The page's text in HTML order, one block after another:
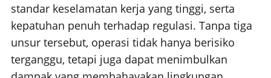
standar keselamatan kerja yang tinggi, serta
kepatuhan penuh terhadap regulasi. Tanpa tiga
unsur tersebut, operasi tidak hanya berisiko
terganggu, tetapi juga dapat menimbulkan